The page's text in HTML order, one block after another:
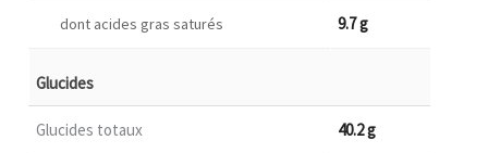
dont acides gras saturés 9.7 g
Glucides
Glucides totaux 40.2 g